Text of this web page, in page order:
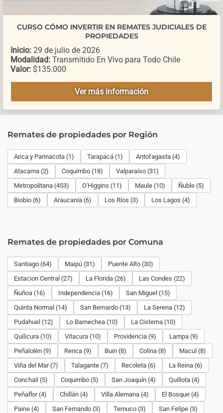
CURSO CÓMO INVERTIR EN REMATES JUDICIALES DE
PROPIEDADES
Inicio: 29 de julio de 2026
Modalidad: Transmitido En Vivo para Todo Chile
Valor: $135.000
Ver más información
Remates de propiedades por Región
Arica y Parinacota (1) Tarapacá (1)
Antofagasta (4)
Atacama (2)
Coquimbo (18)
Valparaíso (31)
Metropolitana (453)
O'Higgins (11) Maule (10)
Ñuble (5)
Biobío (6)
Araucanía (6) Los Ríos (3) Los Lagos (4)
Remates de propiedades por Comuna
Santiago (64) Maipú (31)
Puente Alto (30)
Estacion Central (27)
La Florida (26)
Las Condes (22)
Ñuñoa (16)
Independencia (16)
San Miguel (15)
Quinta Normal (14)
San Bernardo (13)
La Serena (12)
Pudahuel (12)
Lo Barnechea (10)
La Cisterna (10)
Quilicura (10)
Vitacura (10) Providencia (9)
Lampa (9)
Peñalolén (9)
Renca (9) Buin (8) Colina (8)
Macul (8)
Viña del Mar (7)
Talagante (7) Recoleta (6)
La Reina (6)
Conchalí (5)
Coquimbo (5) San Joaquín (4)
Quillota (4)
Peñaflor (4)
Chillán (4) Villa Alemana (4)
El Bosque (4)
Paine (4)
San Fernando (3) Temuco (3)
San Felipe (3)